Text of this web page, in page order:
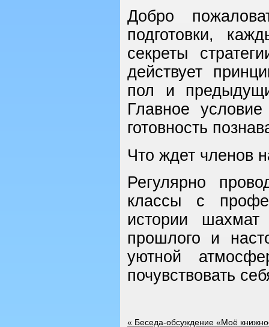
Добро
подготовки,
секреты
действует
пол и
Главное
готовность
Что ждет членов
Регулярно
классы с
истории
прошлого и
уютной
почувствовать
« Беседа-обсуждение «Моё